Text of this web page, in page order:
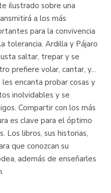
ilustrado sobre una
a los más
para la convivencia
tolerancia. Ardilla y Pájaro
saltar, trepar y se
prefiere volar, cantar, y...
les encanta probar cosas y
inolvidables y se
Compartir con los más
es clave para el óptimo
Los libros, sus historias,
que conozcan su
además de enseñarles